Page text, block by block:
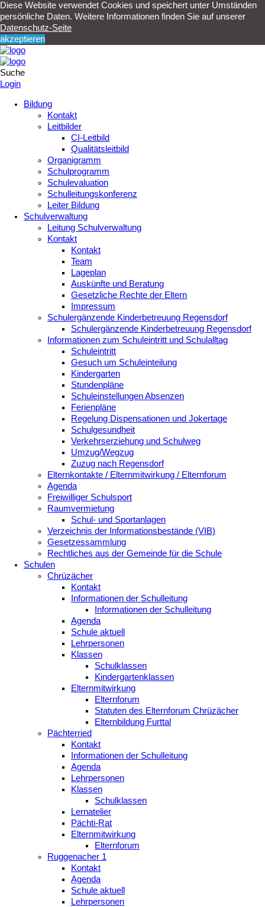
Diese Website verwendet Cookies und speichert unter Umständen
persönliche Daten. Weitere Informationen finden Sie auf unserer
Datenschutz-Seite
akzeptieren
Suche
Login
Bildung
Kontakt
Leitbilder
CI-Leitbild
Qualitätsleitbild
Organigramm
Schulprogramm
Schulevaluation
Schulleitungskonferenz
Leiter Bildung
Schulverwaltung
Leitung Schulverwaltung
Kontakt
Kontakt
Team
Lageplan
Auskünfte und Beratung
Gesetzliche Rechte der Eltern
Impressum
Schulergänzende Kinderbetreuung Regensdorf
Schulergänzende Kinderbetreuung Regensdorf
Informationen zum Schuleintritt und Schulalltag
Schuleintritt
Gesuch um Schuleinteilung
Kindergarten
Stundenpläne
Schuleinstellungen Absenzen
Ferienpläne
Regelung Dispensationen und Jokertage
Schulgesundheit
Verkehrserziehung und Schulweg
Umzug/Wegzug
Zuzug nach Regensdorf
Elternkontakte / Elternmitwirkung / Elternforum
Agenda
Freiwilliger Schulsport
Raumvermietung
Schul- und Sportanlagen
Verzeichnis der Informationsbestände (VIB)
Gesetzessammlung
Rechtliches aus der Gemeinde für die Schule
Schulen
Chrüzächer
Kontakt
Informationen der Schulleitung
Informationen der Schulleitung
Agenda
Schule aktuell
Lehrpersonen
Klassen
Schulklassen
Kindergartenklassen
Elternmitwirkung
Elternforum
Statuten des Elternforum Chrüzächer
Elternbildung Furttal
Pächterried
Kontakt
Informationen der Schulleitung
Agenda
Lehrpersonen
Klassen
Schulklassen
Lernatelier
Pächti-Rat
Elternmitwirkung
Elternforum
Ruggenacher 1
Kontakt
Agenda
Schule aktuell
Lehrpersonen